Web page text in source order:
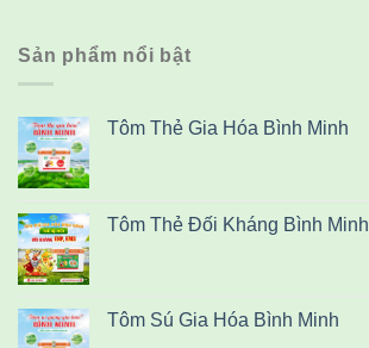
Sản phẩm nổi bật
Tôm Thẻ Gia Hóa Bình Minh
Tôm Thẻ Đối Kháng Bình Minh
Tôm Sú Gia Hóa Bình Minh